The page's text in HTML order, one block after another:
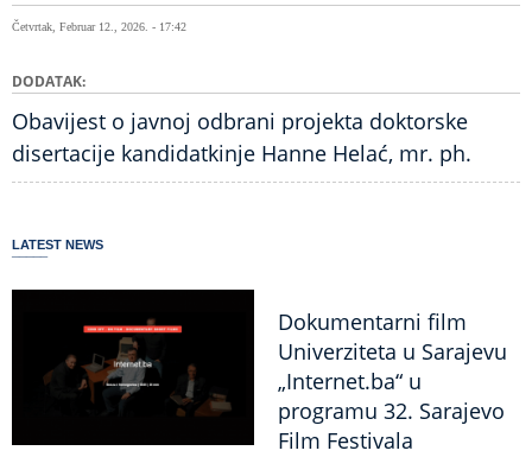
Četvrtak, Februar 12., 2026. - 17:42
DODATAK
Obavijest o javnoj odbrani projekta doktorske
disertacije kandidatkinje Hanne Helać, mr. ph.
LATEST NEWS
Dokumentarni film
Univerziteta u Sarajevu
„Internet.ba“ u
programu 32. Sarajevo
Film Festivala